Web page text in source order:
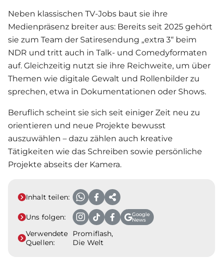
Neben klassischen TV-Jobs baut sie ihre
Medienpräsenz breiter aus: Bereits seit 2025 gehört
sie zum Team der Satiresendung „extra 3“ beim
NDR und tritt auch in Talk- und Comedyformaten
auf. Gleichzeitig nutzt sie ihre Reichweite, um über
Themen wie digitale Gewalt und Rollenbilder zu
sprechen, etwa in Dokumentationen oder Shows.
Beruflich scheint sie sich seit einiger Zeit neu zu
orientieren und neue Projekte bewusst
auszuwählen – dazu zählen auch kreative
Tätigkeiten wie das Schreiben sowie persönliche
Projekte abseits der Kamera.
Inhalt teilen:
Uns folgen:
Google
News
Verwendete
Quellen:
Promiflash,
Die Welt